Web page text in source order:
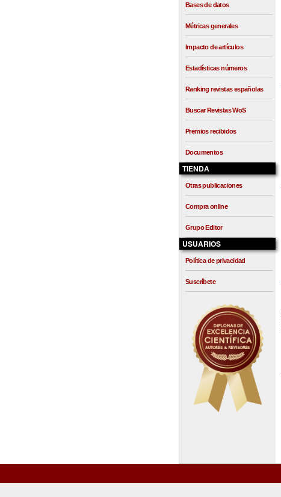
Bases de datos
Métricas generales
Impacto de artículos
Estadísticas números
Ranking revistas españolas
Buscar Revistas WoS
Premios recibidos
Documentos
TIENDA
Otras publicaciones
Compra online
Grupo Editor
USUARIOS
Política de privacidad
Suscríbete